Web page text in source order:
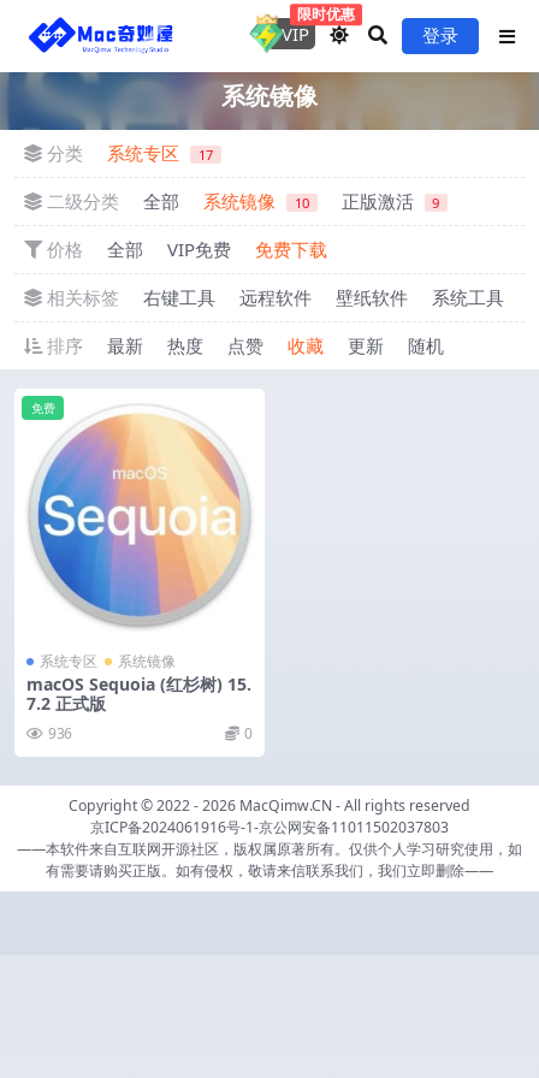
VIP
限时优惠
登录
系统镜像
分类 系统专区 17
二级分类 全部 系统镜像 10 正版激活 9
价格 全部 VIP免费
免费下载
相关标签
右键工具 远程软件 壁纸软件 系统工具
排序
最新 热度 点赞 收藏 更新 随机
系统专区 系统镜像
macOS Sequoia (红杉树) 15.
7.2 正式版
免费
936 0
Copyright © 2022 - 2026 MacQimw.CN - All rights reserved
京ICP备2024061916号-1-京公网安备11011502037803
——本软件来自互联网开源社区，版权属原著所有。仅供个人学习研究使用，如
有需要请购买正版。如有侵权，敬请来信联系我们，我们立即删除——